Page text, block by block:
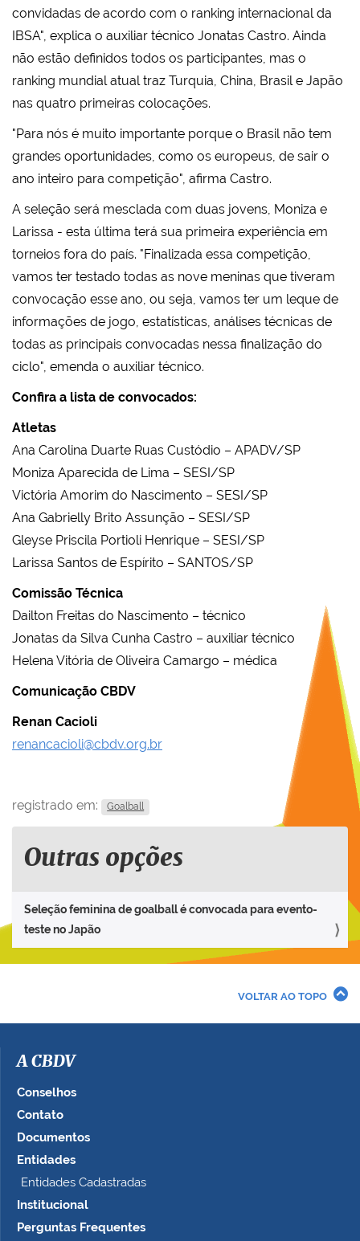
convidadas de acordo com o ranking internacional da
IBSA", explica o auxiliar técnico Jonatas Castro. Ainda
não estão definidos todos os participantes, mas o
ranking mundial atual traz Turquia, China, Brasil e Japão
nas quatro primeiras colocações.
"Para nós é muito importante porque o Brasil não tem
grandes oportunidades, como os europeus, de sair o
ano inteiro para competição", afirma Castro.
A seleção será mesclada com duas jovens, Moniza e
Larissa - esta última terá sua primeira experiência em
torneios fora do país. "Finalizada essa competição,
vamos ter testado todas as nove meninas que tiveram
convocação esse ano, ou seja, vamos ter um leque de
informações de jogo, estatísticas, análises técnicas de
todas as principais convocadas nessa finalização do
ciclo", emenda o auxiliar técnico.
Confira a lista de convocados:
Atletas
Ana Carolina Duarte Ruas Custódio – APADV/SP
Moniza Aparecida de Lima – SESI/SP
Victória Amorim do Nascimento – SESI/SP
Ana Gabrielly Brito Assunção – SESI/SP
Gleyse Priscila Portioli Henrique – SESI/SP
Larissa Santos de Espírito – SANTOS/SP
Comissão Técnica
Dailton Freitas do Nascimento – técnico
Jonatas da Silva Cunha Castro – auxiliar técnico
Helena Vitória de Oliveira Camargo – médica
Comunicação CBDV
Renan Cacioli
renancacioli@cbdv.org.br
registrado em: Goalball
Outras opções
Seleção feminina de goalball é convocada para evento-
teste no Japão
VOLTAR AO TOPO
A CBDV
Conselhos
Contato
Documentos
Entidades
Entidades Cadastradas
Institucional
Perguntas Frequentes